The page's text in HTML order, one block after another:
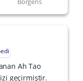
Ah Tao
geçirmiştir.